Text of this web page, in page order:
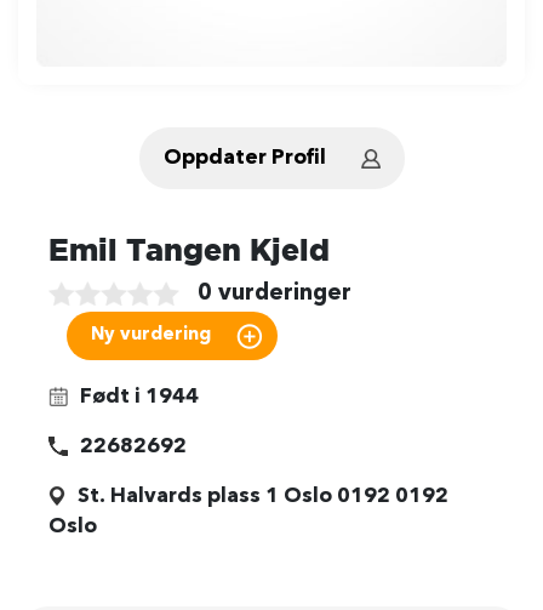
Oppdater Profil
Emil Tangen Kjeld
0 vurderinger
Født i 1944
22682692
St. Halvards plass 1 Oslo 0192 0192
Oslo